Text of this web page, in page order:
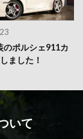
のポルシェ911カ
ました！
いて